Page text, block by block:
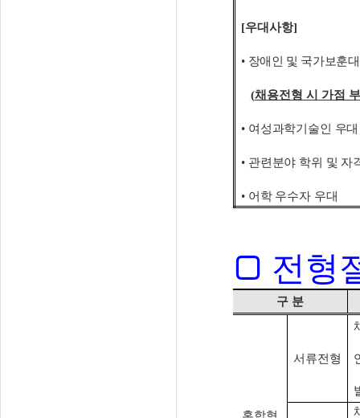
[우대사항]
• 장애인 및 국가보훈
(채용전형 시 가점
• 여성과학기술인 우대
• 관련분야 학위 및 자
• 어학 우수자 우대
□ 전형
구 분
서류전형